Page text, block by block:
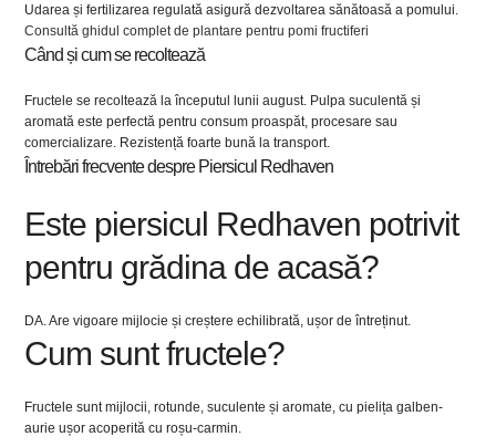
Udarea și fertilizarea regulată asigură dezvoltarea sănătoasă a pomului.
Consultă ghidul complet de plantare pentru pomi fructiferi
Când și cum se recoltează
Fructele se recoltează la începutul lunii august. Pulpa suculentă și
aromată este perfectă pentru consum proaspăt, procesare sau
comercializare. Rezistență foarte bună la transport.
Întrebări frecvente despre Piersicul Redhaven
Este piersicul Redhaven potrivit
pentru grădina de acasă?
DA. Are vigoare mijlocie și creștere echilibrată, ușor de întreținut.
Cum sunt fructele?
Fructele sunt mijlocii, rotunde, suculente și aromate, cu pielița galben-
aurie ușor acoperită cu roșu-carmin.